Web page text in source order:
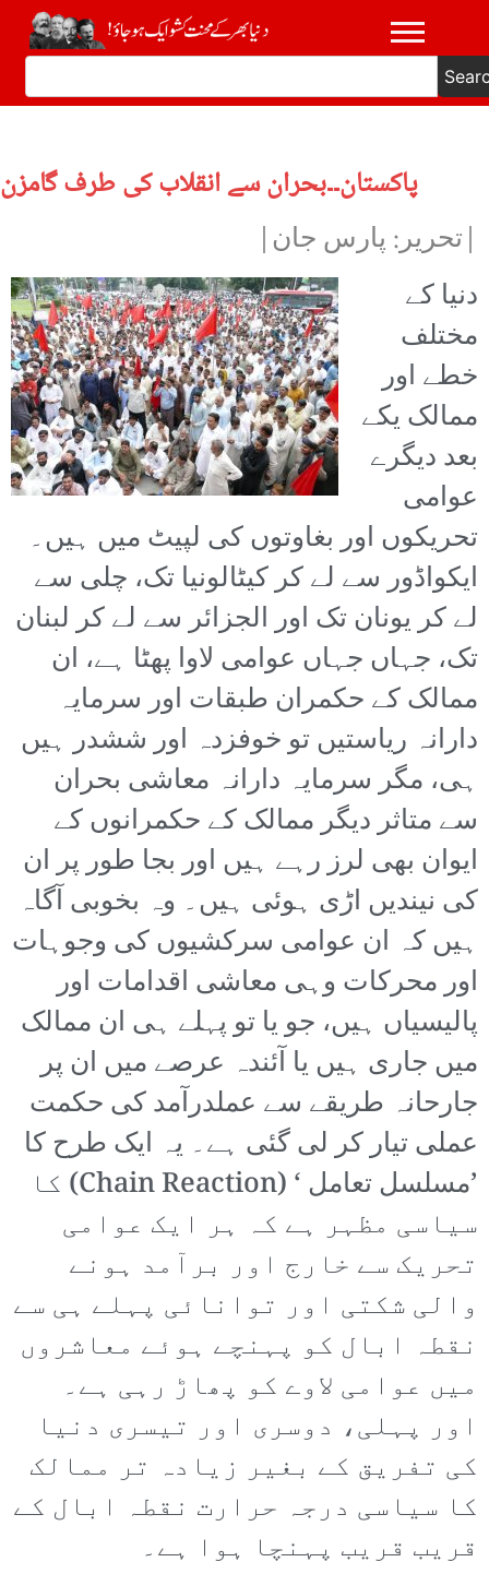
پاکستان۔۔بحران سے انقلاب کی طرف گامزن
|تحریر: پارس جان|
دنیا کے
مختلف
خطے اور
ممالک یکے
بعد دیگرے
عوامی
تحریکوں اور بغاوتوں کی لپیٹ میں ہیں۔
ایکواڈور سے لے کر کیٹالونیا تک، چلی سے
لے کر یونان تک اور الجزائر سے لے کر لبنان
تک، جہاں جہاں عوامی لاوا پھٹا ہے، ان
ممالک کے حکمران طبقات اور سرمایہ
دارانہ ریاستیں تو خوفزدہ اور ششدر ہیں
ہی، مگر سرمایہ دارانہ معاشی بحران
سے متاثر دیگر ممالک کے حکمرانوں کے
ایوان بھی لرز رہے ہیں اور بجا طور پر ان
کی نیندیں اڑی ہوئی ہیں۔ وہ بخوبی آگاہ
ہیں کہ ان عوامی سرکشیوں کی وجوہات
اور محرکات وہی معاشی اقدامات اور
پالیسیاں ہیں، جو یا تو پہلے ہی ان ممالک
میں جاری ہیں یا آئندہ عرصے میں ان پر
جارحانہ طریقے سے عملدرآمد کی حکمت
عملی تیار کر لی گئی ہے۔ یہ ایک طرح کا
’مسلسل تعامل ‘ (Chain Reaction) کا
سیاسی مظہر ہے کہ ہر ایک عوامی
تحریک سے خارج اور برآمد ہونے
والی شکتی اور توانائی پہلے ہی سے
نقطہ ابال کو پہنچے ہوئے معاشروں
میں عوامی لاوے کو پھاڑ رہی ہے۔
اور پہلی، دوسری اور تیسری دنیا
کی تفریق کے بغیر زیادہ تر ممالک
کا سیاسی درجہ حرارت نقطہ ابال کے
قریب قریب پہنچا ہوا ہے۔